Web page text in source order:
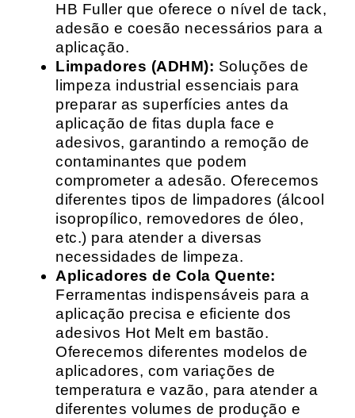
HB Fuller que oferece o nível de tack,
adesão e coesão necessários para a
aplicação.
Limpadores (ADHM): Soluções de
limpeza industrial essenciais para
preparar as superfícies antes da
aplicação de fitas dupla face e
adesivos, garantindo a remoção de
contaminantes que podem
comprometer a adesão. Oferecemos
diferentes tipos de limpadores (álcool
isopropílico, removedores de óleo,
etc.) para atender a diversas
necessidades de limpeza.
Aplicadores de Cola Quente:
Ferramentas indispensáveis para a
aplicação precisa e eficiente dos
adesivos Hot Melt em bastão.
Oferecemos diferentes modelos de
aplicadores, com variações de
temperatura e vazão, para atender a
diferentes volumes de produção e